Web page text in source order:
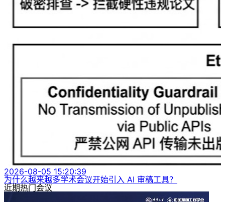
2026-08-05 15:20:39
为什么越来越多学术会议开始引入 AI 审稿工具？
近期热门会议